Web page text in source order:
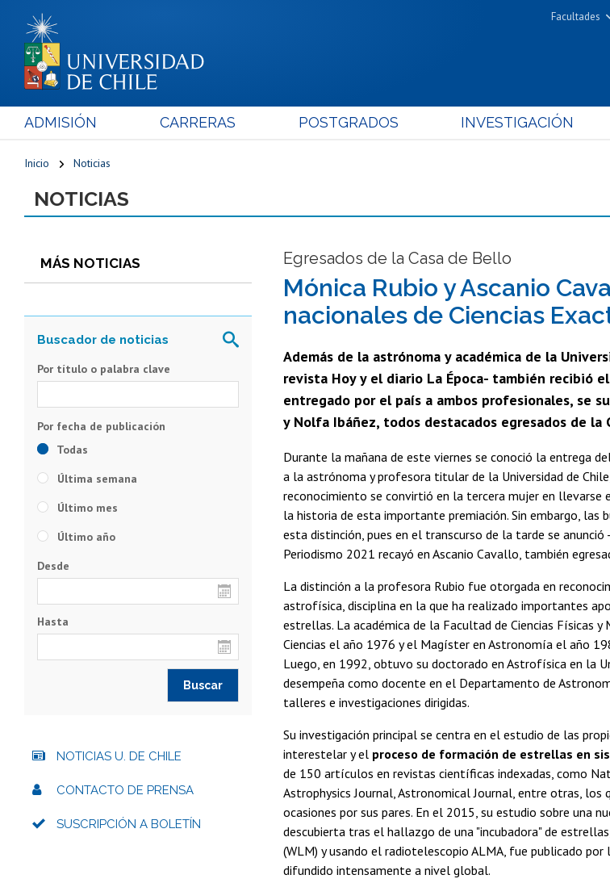
Facultades
Cs.
Cs.
ADMISIÓN CARRERAS POSTGRADOS INVESTIGACIÓN
Inicio Noticias
NOTICIAS
MÁS NOTICIAS Egresados de la Casa de Bello
Mónica Rubio y Ascanio
nacionales de Ciencias
Además de la astrónoma y académica de la
revista Hoy y el diario La Época- también recibió
entregado por el país a ambos profesionales, se
y Nolfa Ibáñez, todos destacados egresados de la
Durante la mañana de este viernes se conoció la entrega
a la astrónoma y profesora titular de la Universidad de Chile,
reconocimiento se convirtió en la tercera mujer en llevarse
la historia de esta importante premiación. Sin embargo, las
esta distinción, pues en el transcurso de la tarde se
Periodismo 2021 recayó en Ascanio Cavallo, también
La distinción a la profesora Rubio fue otorgada en
astrofísica, disciplina en la que ha realizado importantes
estrellas. La académica de la Facultad de Ciencias Físicas
Ciencias el año 1976 y el Magíster en Astronomía el año
Luego, en 1992, obtuvo su doctorado en Astrofísica en la
desempeña como docente en el Departamento de
talleres e investigaciones dirigidas.
Su investigación principal se centra en el estudio de las
interestelar y el proceso de formación de estrellas en
de 150 artículos en revistas científicas indexadas, como
Astrophysics Journal, Astronomical Journal, entre otras, los
ocasiones por sus pares. En el 2015, su estudio sobre una
descubierta tras el hallazgo de una "incubadora" de
(WLM) y usando el radiotelescopio ALMA, fue publicado
difundido intensamente a nivel global.
Por título o palabra clave
Todas
Última semana
Último mes
Último año
Desde
Hasta
NOTICIAS U. DE CHILE
CONTACTO DE PRENSA
SUSCRIPCIÓN A BOLETÍN